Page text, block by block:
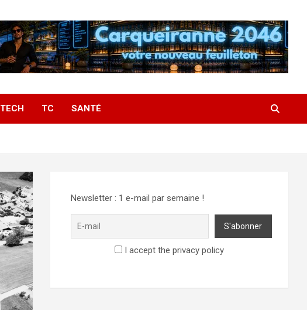
TECH TC SANTÉ
Newsletter : 1 e-mail par semaine !
I accept the privacy policy